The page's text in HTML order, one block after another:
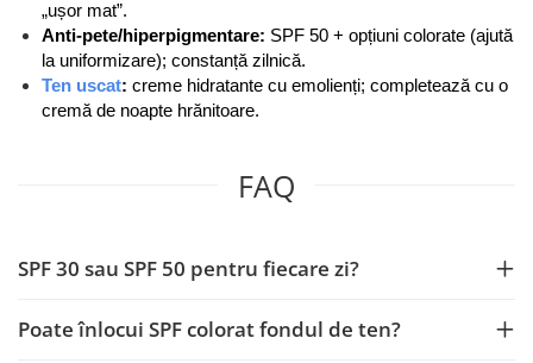
„ușor mat”.
Anti-pete/hiperpigmentare: SPF 50 + opțiuni colorate (ajută
la uniformizare); constanță zilnică.
Ten uscat: creme hidratante cu emolienți; completează cu o
cremă de noapte hrănitoare.
FAQ
SPF 30 sau SPF 50 pentru fiecare zi?
Poate înlocui SPF colorat fondul de ten?